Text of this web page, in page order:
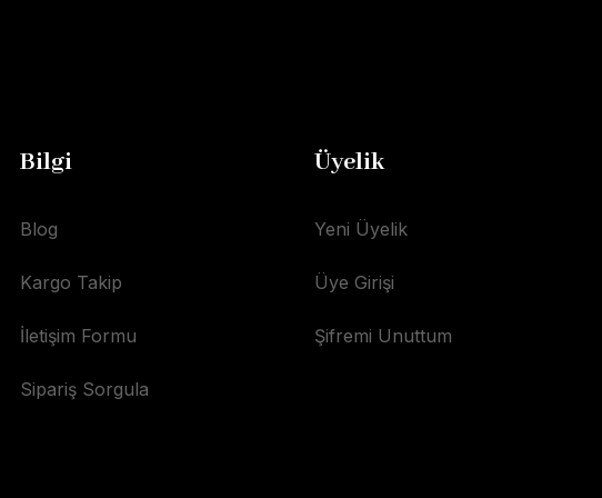
Bilgi
Blog
Kargo Takip
İletişim Formu
Sipariş Sorgula
Üyelik
Yeni Üyelik
Üye Girişi
Şifremi Unuttum